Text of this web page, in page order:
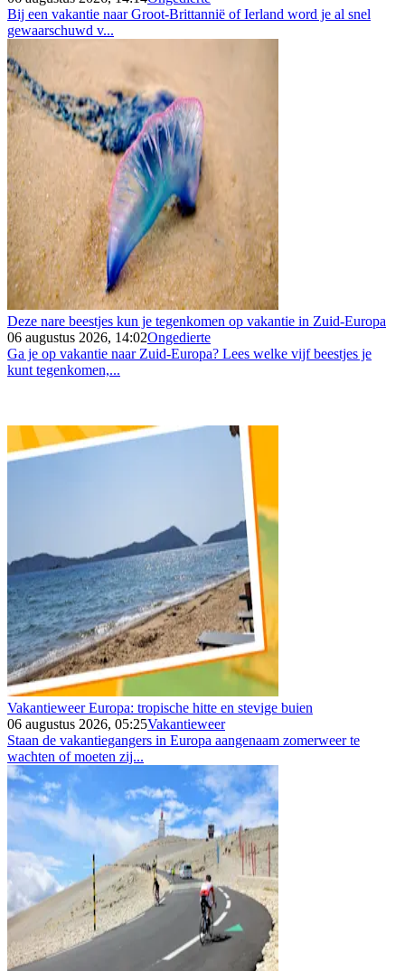
Bij een vakantie naar Groot-Brittannië of Ierland word je al snel
gewaarschuwd v...
Deze nare beestjes kun je tegenkomen op vakantie in Zuid-Europa
06 augustus 2026, 14:02Ongedierte
Ga je op vakantie naar Zuid-Europa? Lees welke vijf beestjes je
kunt tegenkomen,...
Vakantieweer Europa: tropische hitte en stevige buien
06 augustus 2026, 05:25Vakantieweer
Staan de vakantiegangers in Europa aangenaam zomerweer te
wachten of moeten zij...